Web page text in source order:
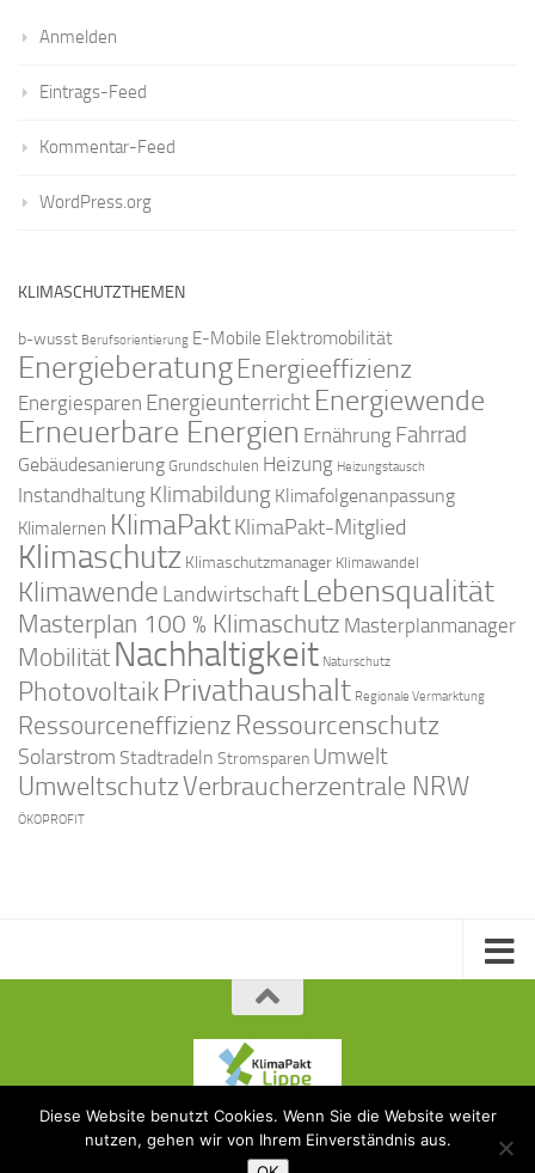
Anmelden
Eintrags-Feed
Kommentar-Feed
WordPress.org
KLIMASCHUTZTHEMEN
b-wusst Berufsorientierung E-Mobile Elektromobilität
EnergieberatungEnergieeffizienz
Energiesparen Energieunterricht Energiewende
Erneuerbare Energien Ernährung Fahrrad
Gebäudesanierung Grundschulen Heizung Heizungstausch
Instandhaltung Klimabildung Klimafolgenanpassung
Klimalernen KlimaPaktKlimaPakt-Mitglied
Klimaschutz Klimaschutzmanager Klimawandel
Klimawende Landwirtschaft Lebensqualität
Masterplan 100 % Klimaschutz Masterplanmanager
Mobilität Nachhaltigkeit Naturschutz
PhotovoltaikPrivathaushalt Regionale Vermarktung
Ressourceneffizienz Ressourcenschutz
Solarstrom Stadtradeln Stromsparen Umwelt
UmweltschutzVerbraucherzentrale NRW
ÖKOPROFIT
KlimaPakt Lippe © 2015
Diese Website benutzt Cookies. Wenn Sie die Website weiter
nutzen, gehen wir von Ihrem Einverständnis aus.